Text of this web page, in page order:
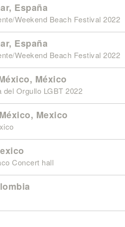
España
Weekend Beach Festival 2022
España
Weekend Beach Festival 2022
México
del Orgullo LGBT 2022
Mexico
Concert hall